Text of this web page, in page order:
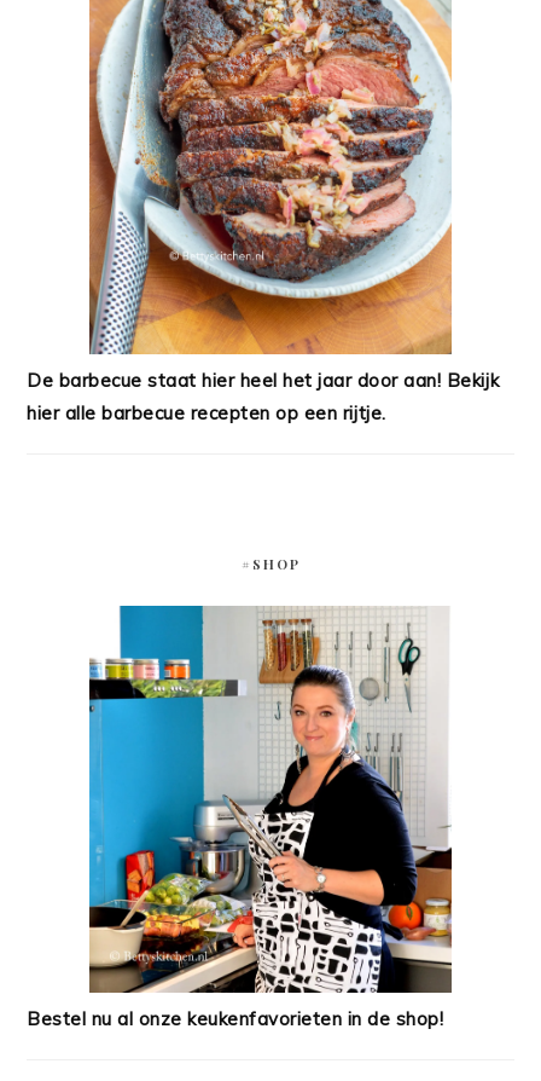
De barbecue staat hier heel het jaar door aan! Bekijk
hier alle barbecue recepten op een rijtje.
#SHOP
Bestel nu al onze keukenfavorieten in de shop!